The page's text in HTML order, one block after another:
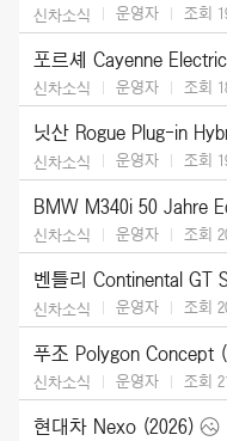
신차소식 운영자 조회
포르셰 Cayenne
신차소식 운영자 조회
닛산 Rogue Plug-in
신차소식 운영자 조회
BMW M340i 50 Jahre
신차소식 운영자 조회
신차소식 운영자 조회
푸조 Polygon Concept
신차소식 운영자 조회
현대차 Nexo (2026)